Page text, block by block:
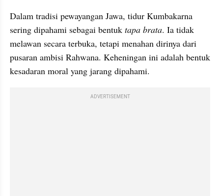
Dalam tradisi pewayangan Jawa, tidur Kumbakarna
sering dipahami sebagai bentuk tapa brata. Ia tidak
melawan secara terbuka, tetapi menahan dirinya dari
pusaran ambisi Rahwana. Keheningan ini adalah bentuk
kesadaran moral yang jarang dipahami.
ADVERTISEMENT